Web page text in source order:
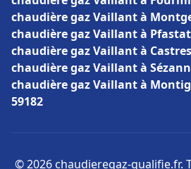
chaudière gaz Vaillant à
chaudière gaz Vaillant à
chaudière gaz Vaillant à
chaudière gaz Vaillant à
chaudière gaz Vaillant à
59182
© 2026 chaudieregaz-qualifie.fr.